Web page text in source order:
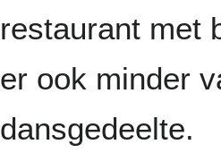
restaurant met
er ook minder
dansgedeelte.